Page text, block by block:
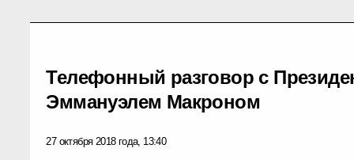
Телефонный разговор с
Эммануэлем Макроном
27 октября 2018 года, 13:40